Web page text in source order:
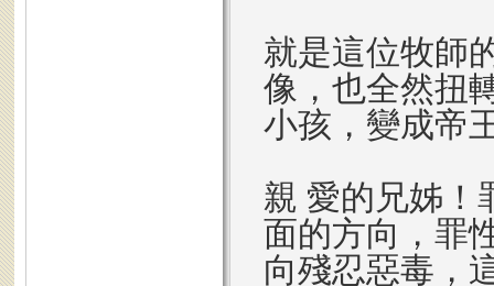
就是這位牧師
像，也全然扭
小孩，變成帝
親 愛的兄姊！
面的方向，罪
向殘忍惡毒，